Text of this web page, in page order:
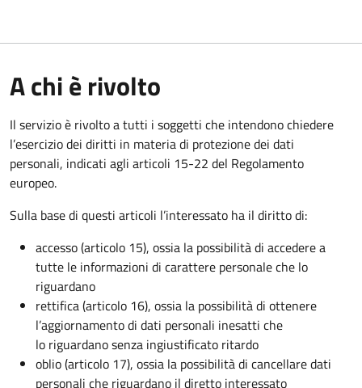
A chi è rivolto
Il servizio è rivolto a tutti i soggetti che intendono chiedere
l’esercizio dei diritti in materia di protezione dei dati
personali, indicati agli articoli 15-22 del Regolamento
europeo.
Sulla base di questi articoli l’interessato ha il diritto di:
accesso (articolo 15), ossia la possibilità di accedere a
tutte le informazioni di carattere personale che lo
riguardano
rettifica (articolo 16), ossia la possibilità di ottenere
l’aggiornamento di dati personali inesatti che
lo riguardano senza ingiustificato ritardo
oblio (articolo 17), ossia la possibilità di cancellare dati
personali che riguardano il diretto interessato